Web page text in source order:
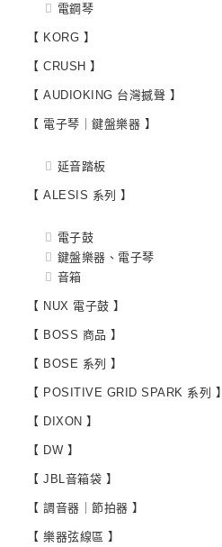
電鋼琴
【 KORG 】
【 CRUSH 】
【 AUDIOKING 台灣撼聲 】
【 電子琴｜鍵盤樂器 】
延音踏板
【 ALESIS 系列 】
電子鼓
鍵盤樂器、電子琴
音箱
【 NUX 電子鼓 】
【 BOSS 商品 】
【 BOSE 系列 】
【 POSITIVE GRID SPARK 系列 】
【 DIXON 】
【 DW 】
【 JBL音箱袋 】
【 調音器｜節拍器 】
【 樂器弦線區 】